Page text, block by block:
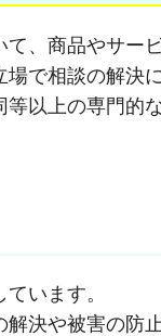
、商品やサー
で相談の解決
以上の専門的
います。
決や被害の防